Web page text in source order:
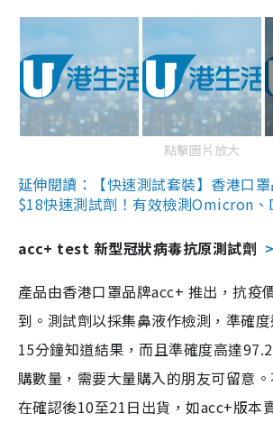
點擊圖片放大
延伸閱讀：【快速測試套裝】香港口
$18快速測試劑！有效檢測Omicron
acc+ test 新型冠狀病毒抗原測試劑
產品由香港口罩品牌acc+ 推出，抗疫
到。測試劑以採集鼻液作檢測，準確
15分鐘知道結果，而且準確度高達
購數量，需要大量購入的朋友可留意
在確認後10至21日出貨，如acc+版本